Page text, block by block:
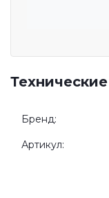
Бренд:
Артикул: